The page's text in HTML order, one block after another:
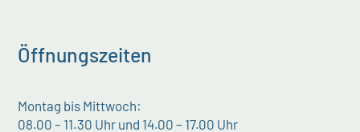
Öffnungszeiten
Montag bis Mittwoch:
08.00 – 11.30 Uhr und 14.00 – 17.00 Uhr